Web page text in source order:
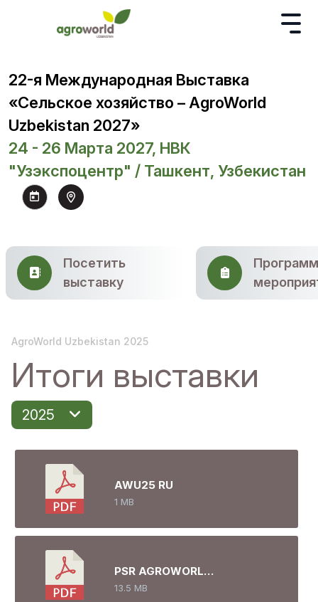
22-я Международная Выставка
«Сельское хозяйство – AgroWorld
Uzbekistan 2027»
24 - 26 Марта 2027, НВК
"Узэкспоцентр" / Ташкент, Узбекистан
Посетить
выставку
AgroWorld Uzbekistan 2025
Итоги выставки
2025
AWU25 RU
1 MB
PSR AGROWORLD 2025 RU
13.5 MB